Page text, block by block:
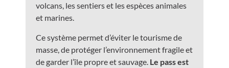
volcans, les sentiers et les espèces animales
et marines.
Ce système permet d’éviter le tourisme de
masse, de protéger l’environnement fragile et
de garder l’île propre et sauvage. Le pass est